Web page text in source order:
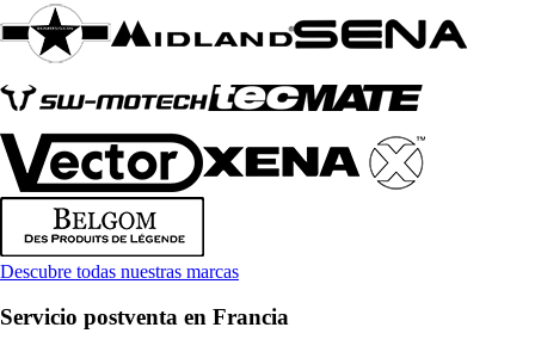
Descubre todas nuestras marcas
Servicio postventa en Francia